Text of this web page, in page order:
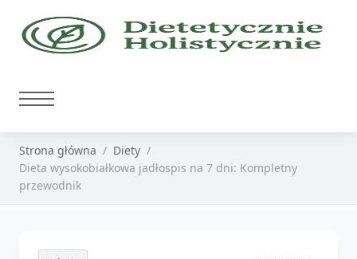
Strona główna
Diety
Dieta wysokobiałkowa jadłospis na 7 dni: Kompletny
przewodnik